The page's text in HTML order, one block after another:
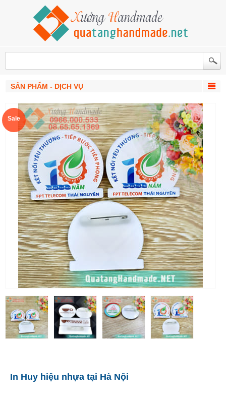
SẢN PHẨM - DỊCH VỤ
Sale
In Huy hiệu nhựa tại Hà Nội